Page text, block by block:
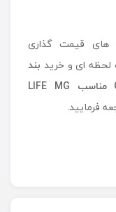
‌های قیمت‌ گذاری
لحظه ‌ای و خرید بند
مناسب LIFE MG
فرمایید.